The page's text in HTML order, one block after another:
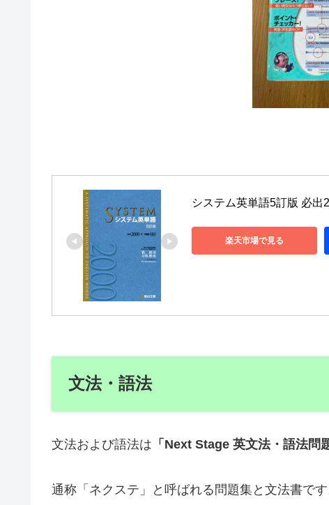
システム英単語5訂版 必出
楽天市場で見る
文法・語法
文法および語法は 「Next Stage 英文法・語法問
通称「ネクステ」と呼ばれる問題集と文法書です